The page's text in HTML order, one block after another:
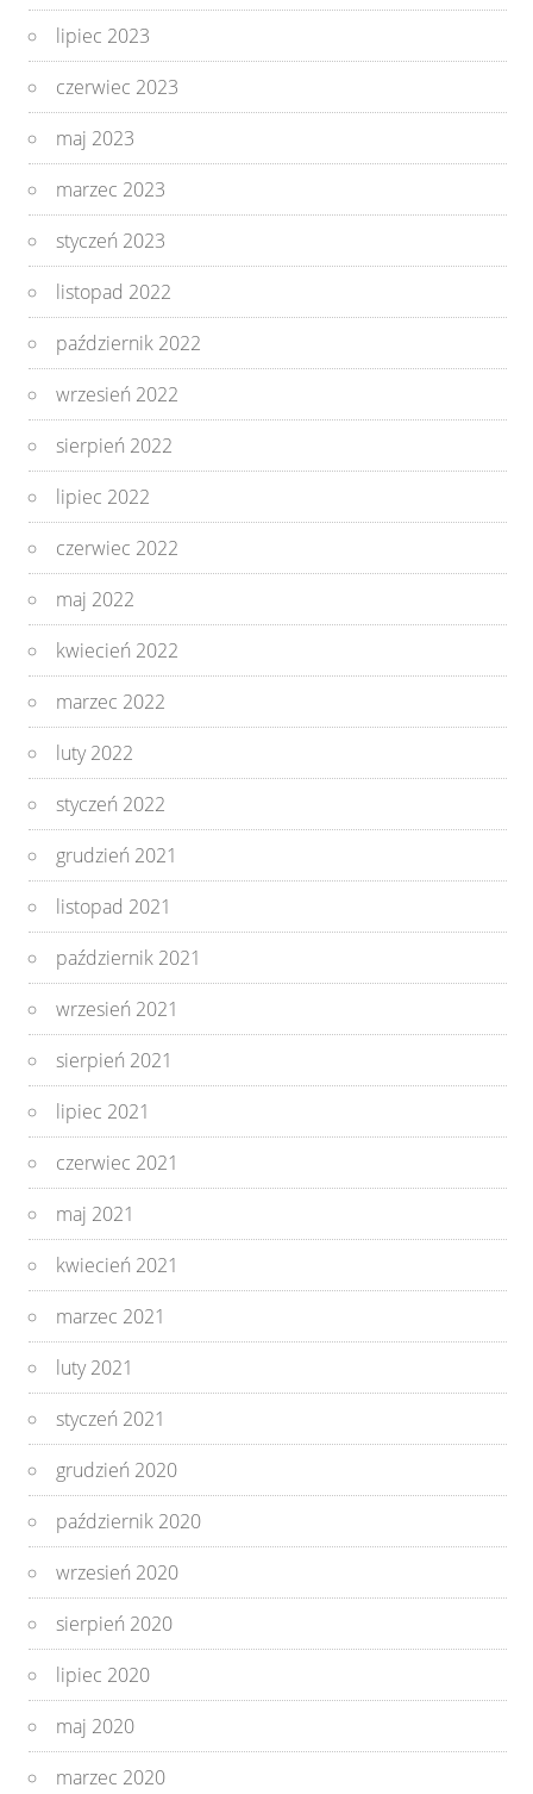
lipiec 2023
czerwiec 2023
maj 2023
marzec 2023
styczeń 2023
listopad 2022
październik 2022
wrzesień 2022
sierpień 2022
lipiec 2022
czerwiec 2022
maj 2022
kwiecień 2022
marzec 2022
luty 2022
styczeń 2022
grudzień 2021
listopad 2021
październik 2021
wrzesień 2021
sierpień 2021
lipiec 2021
czerwiec 2021
maj 2021
kwiecień 2021
marzec 2021
luty 2021
styczeń 2021
grudzień 2020
październik 2020
wrzesień 2020
sierpień 2020
lipiec 2020
maj 2020
marzec 2020